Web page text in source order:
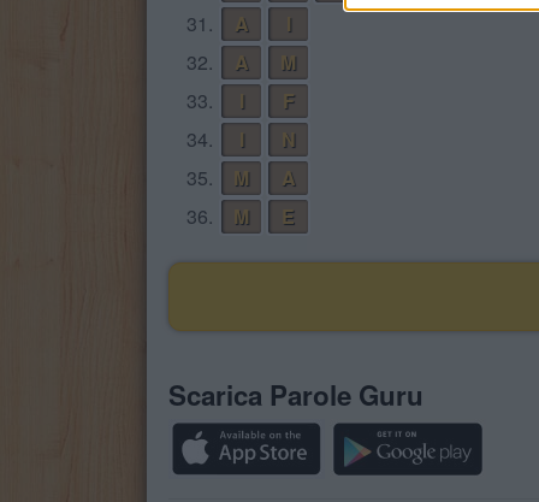
31.
A
32.
A
M
33.
F
34.
N
35.
M
A
36.
M E
Scarica Parole Guru